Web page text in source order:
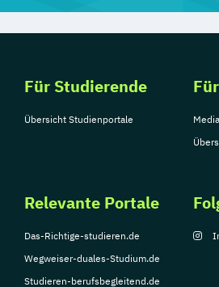
Für Studierende
Übersicht Studienportale
Relevante Portale
Das-Richtige-studieren.de
Wegweiser-duales-Studium.de
Studieren-berufsbegleitend.de